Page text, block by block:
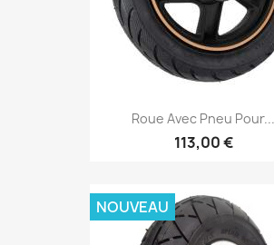
Roue Avec Pneu Pour...
113,00 €
NOUVEAU